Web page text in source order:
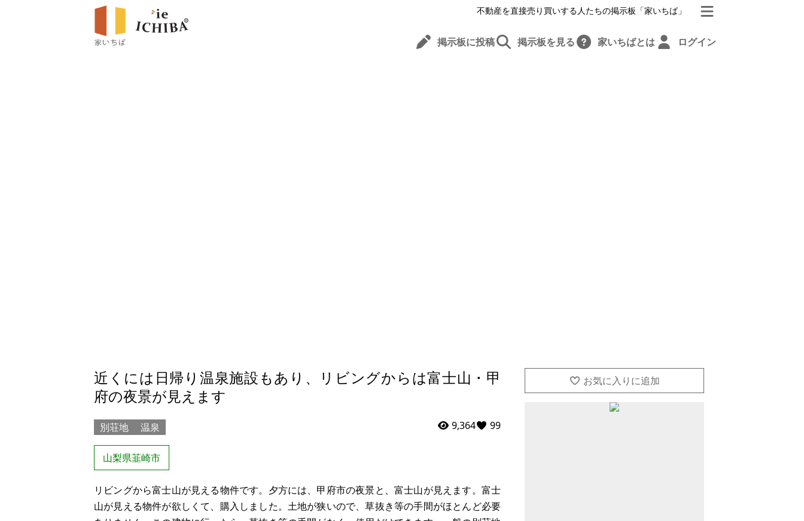
不動産を直接売り買いする人たちの掲示板「家いちば」
掲示板に投稿 掲示板を見る 家いちばとは ログイン
近くには日帰り温泉施設もあり、リビングからは富士山・甲
府の夜景が見えます
別荘地 温泉
山梨県韮崎市
9,364 99
リビングから富士山が見える物件です。夕方には、甲府市の夜景と、富士山が見えます。富士
山が見える物件が欲しくて、購入しました。土地が狭いので、草抜き等の手間がほとんど必要